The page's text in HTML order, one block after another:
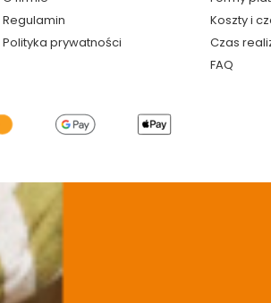
Regulamin
Polityka prywatności
Koszty i
Czas
FAQ